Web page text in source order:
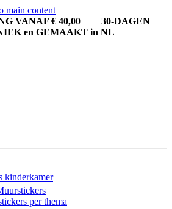
main content
VANAF € 40,00
30-DAGEN
en GEMAAKT in NL
kinderkamer
per thema